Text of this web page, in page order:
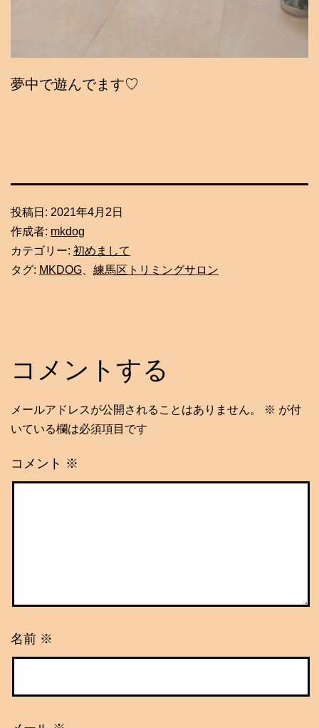
夢中で遊んでます♡
投稿日: 2021年4月2日
作成者: mkdog
カテゴリー: 初めまして
タグ: MKDOG 練馬区トリミングサロン
コメントする
メールアドレスが公開されることはありません。 ※ が付
いている欄は必須項目です
コメント ※
名前 ※